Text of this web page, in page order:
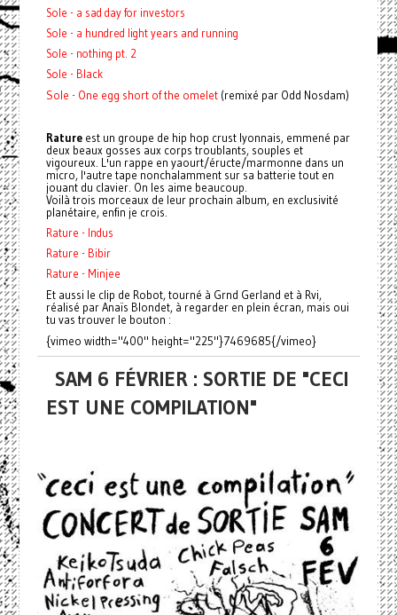
Sole - a sad day for investors
Sole - a hundred light years and running
Sole - nothing pt. 2
Sole - Black
Sole - One egg short of the omelet(remixé par Odd Nosdam)
Ratureest un groupe de hip hop crust lyonnais, emmené par
deux beaux gosses aux corps troublants, souples et
vigoureux. L'un rappe en yaourt/éructe/marmonne dans un
micro, l'autre tape nonchalamment sur sa batterie tout en
jouant du clavier. On les aime beaucoup.
Voilà trois morceaux de leur prochain album, en exclusivité
planétaire, enfin je crois.
Rature - Indus
Rature - Bibir
Rature - Minjee
Et aussi le clip de Robot, tourné à Grnd Gerland et à Rvi,
réalisé par Anaïs Blondet, à regarder en plein écran, mais oui
tu vas trouver le bouton :
{vimeo width="400" height="225"}7469685{/vimeo}
SAM 6 FÉVRIER : SORTIE DE "CECI
EST UNE COMPILATION"